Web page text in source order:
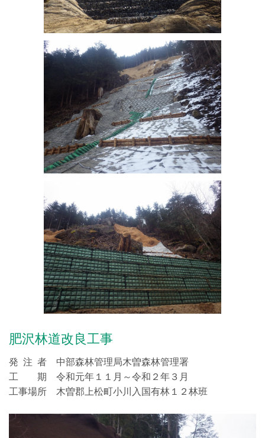
肥沢林道改良工事
発 注 者 中部森林管理局木曽森林管理署
工 期 令和元年１１月～令和２年３月
工事場所 木曽郡上松町小川入国有林１２林班